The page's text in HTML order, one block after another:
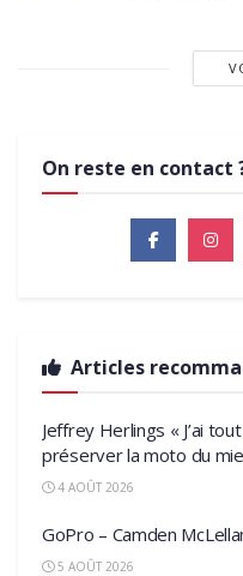
On reste en contact
Articles
Jeffrey Herlings « J’ai
préserver la moto du
4 AOÛT 2026
GoPro – Camden
5 AOÛT 2026